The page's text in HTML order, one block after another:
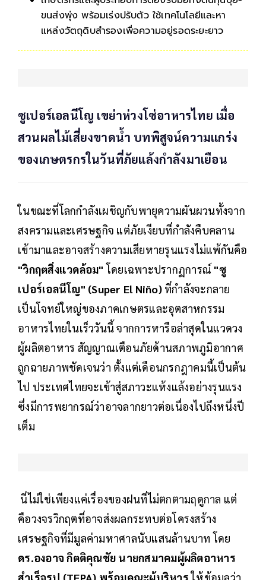
ขนส่งพุ่ง พร้อมเร่งปรับตัว ใช้เทคโนโลยีและหา
แหล่งวัตถุดิบสำรองเพื่อความอยู่รอดระยะยาว
ซูเปอร์เอลนีโญ เขย่าห่วงโซ่อาหารไทย เมื่อ
สวนผลไม้เสี่ยงขาดน้ำ บทพิสูจน์ความแกร่ง
ของเกษตรกรในวันที่ภัยแล้งกำลังมาเยือน
ในขณะที่โลกกำลังเผชิญกับพายุความผันผวนทั้งจาก
สงครามและเศรษฐกิจ แต่ภัยเงียบที่กำลังคืบคลาน
เข้ามาและอาจสร้างความเสียหายรุนแรงไม่แพ้กันคือ
"วิกฤตสิ่งแวดล้อม" โดยเฉพาะปรากฏการณ์ "ซู
เปอร์เอลนีโญ" (Super El Niño) ที่กำลังจะกลาย
เป็นโจทย์ใหญ่ของภาคเกษตรและอุตสาหกรรม
อาหารไทยในเร็ววันนี้ จากการหารือล่าสุดในแวดวง
ผู้ผลิตอาหาร สัญญาณเตือนภัยด้านสภาพภูมิอากาศ
ถูกฉายภาพชัดเจนว่า ตั้งแต่เดือนกรกฎาคมนี้เป็นต้น
ไป ประเทศไทยจะเข้าสู่สภาวะแห้งแล้งอย่างรุนแรง
ซึ่งมีการพยากรณ์ว่าอาจลากยาวต่อเนื่องไปถึงหนึ่งปี
เต็ม
นี่ไม่ใช่เพียงแค่เรื่องของฝนที่ไม่ตกตามฤดูกาล แต่
คือวงจรวิกฤตที่อาจส่งผลกระทบต่อโครงสร้าง
เศรษฐกิจที่มีมูลค่ามหาศาลนับแสนล้านบาท โดย
ดร.องอาจ กิตติคุณชัย นายกสมาคมผู้ผลิตอาหาร